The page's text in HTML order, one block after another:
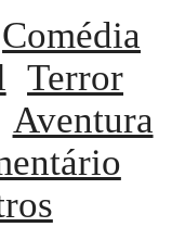
Comédia
Terror
Aventura